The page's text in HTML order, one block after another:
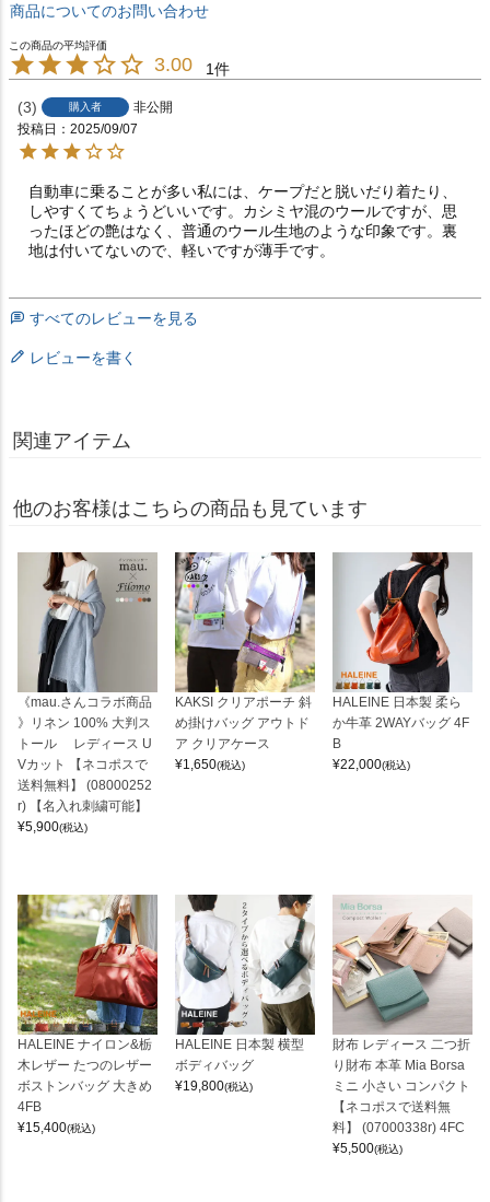
商品についてのお問い合わせ
3.00 1
3 購入者
非公開
投稿日
2025/09/07
自動車に乗ることが多い私には、ケープだと脱いだり着たり、
しやすくてちょうどいいです。カシミヤ混のウールですが、思
ったほどの艶はなく、普通のウール生地のような印象です。裏
地は付いてないので、軽いですが薄手です。
すべてのレビューを見る
レビューを書く
関連アイテム
他のお客様はこちらの商品も見ています
《mau.さんコラボ商品
》リネン 100% 大判ス
トール レディース U
Vカット 【ネコポスで
送料無料】 (08000252
r) 【名入れ刺繍可能】
¥5,900(税込)
KAKSI クリアポーチ 斜
め掛けバッグ アウトド
ア クリアケース
¥1,650(税込)
HALEINE 日本製 柔ら
か牛革 2WAYバッグ 4F
B
¥22,000(税込)
HALEINE ナイロン&栃
木レザー たつのレザー
ボストンバッグ 大きめ
4FB
¥15,400(税込)
HALEINE 日本製 横型
ボディバッグ
¥19,800(税込)
財布 レディース 二つ折
り財布 本革 Mia Borsa
ミニ 小さい コンパクト
【ネコポスで送料無
料】 (07000338r) 4FC
¥5,500(税込)